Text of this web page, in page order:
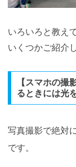
いろいろと教え
いくつかご紹介
【スマホの撮
るときには光
写真撮影で絶対
です。